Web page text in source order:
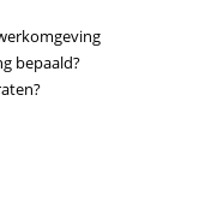
bepaald?